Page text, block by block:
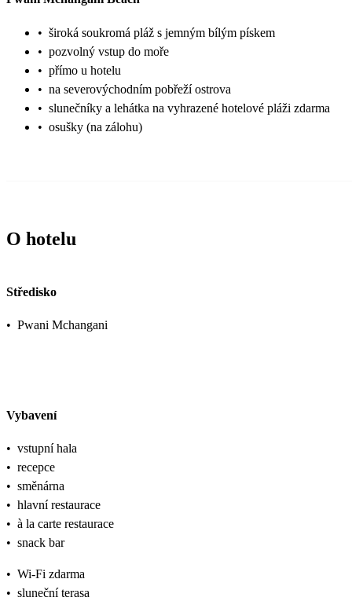
• široká soukromá pláž s jemným bílým pískem
• pozvolný vstup do moře
• přímo u hotelu
• na severovýchodním pobřeží ostrova
• slunečníky a lehátka na vyhrazené hotelové pláži zdarma
• osušky (na zálohu)
O hotelu
Středisko
• Pwani Mchangani
Vybavení
• vstupní hala
• recepce
• směnárna
• hlavní restaurace
• à la carte restaurace
• snack bar
• Wi-Fi zdarma
• sluneční terasa